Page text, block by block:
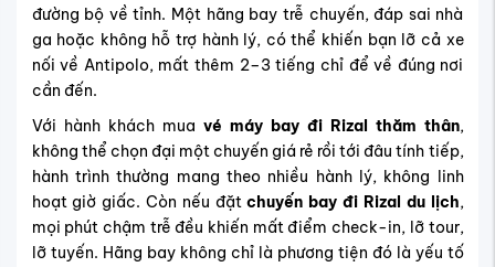
đường bộ về tỉnh. Một hãng bay trễ chuyến, đáp sai nhà
ga hoặc không hỗ trợ hành lý, có thể khiến bạn lỡ cả xe
nối về Antipolo, mất thêm 2–3 tiếng chỉ để về đúng nơi
cần đến.
Với hành khách mua vé máy bay đi Rizal thăm thân,
không thể chọn đại một chuyến giá rẻ rồi tới đâu tính tiếp,
hành trình thường mang theo nhiều hành lý, không linh
hoạt giờ giấc. Còn nếu đặtchuyến bay đi Rizal du lịch,
mọi phút chậm trễ đều khiến mất điểm check-in, lỡ tour,
lỡ tuyến. Hãng bay không chỉ là phương tiện đó là yếu tố